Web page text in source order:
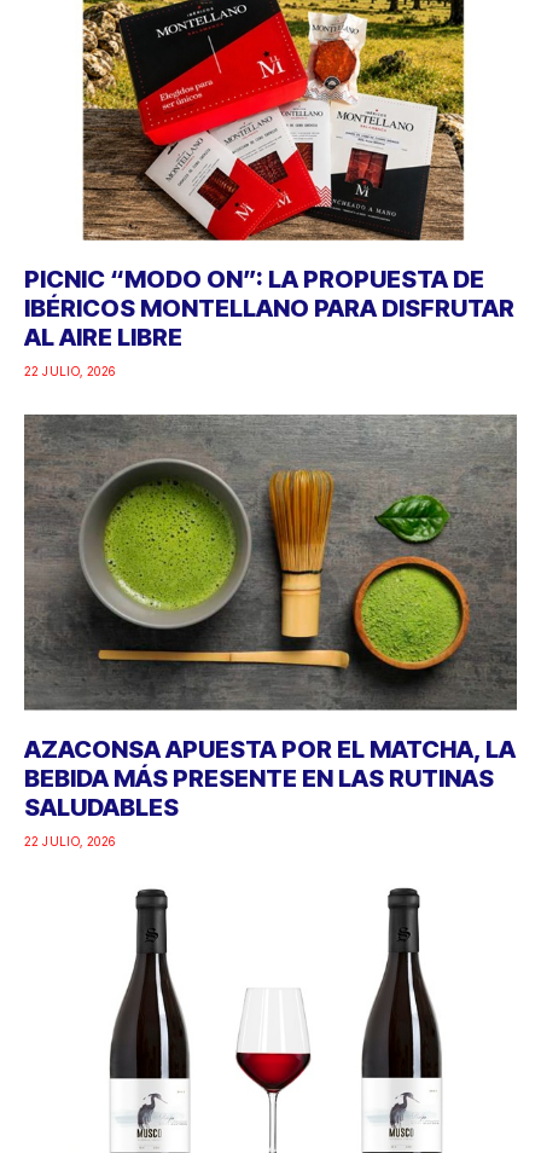
PICNIC “MODO ON”: LA PROPUESTA DE
IBÉRICOS MONTELLANO PARA DISFRUTAR
AL AIRE LIBRE
22 JULIO, 2026
AZACONSA APUESTA POR EL MATCHA, LA
BEBIDA MÁS PRESENTE EN LAS RUTINAS
SALUDABLES
22 JULIO, 2026